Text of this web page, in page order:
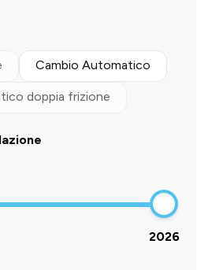
Cambio Automatico
doppia frizione
2026